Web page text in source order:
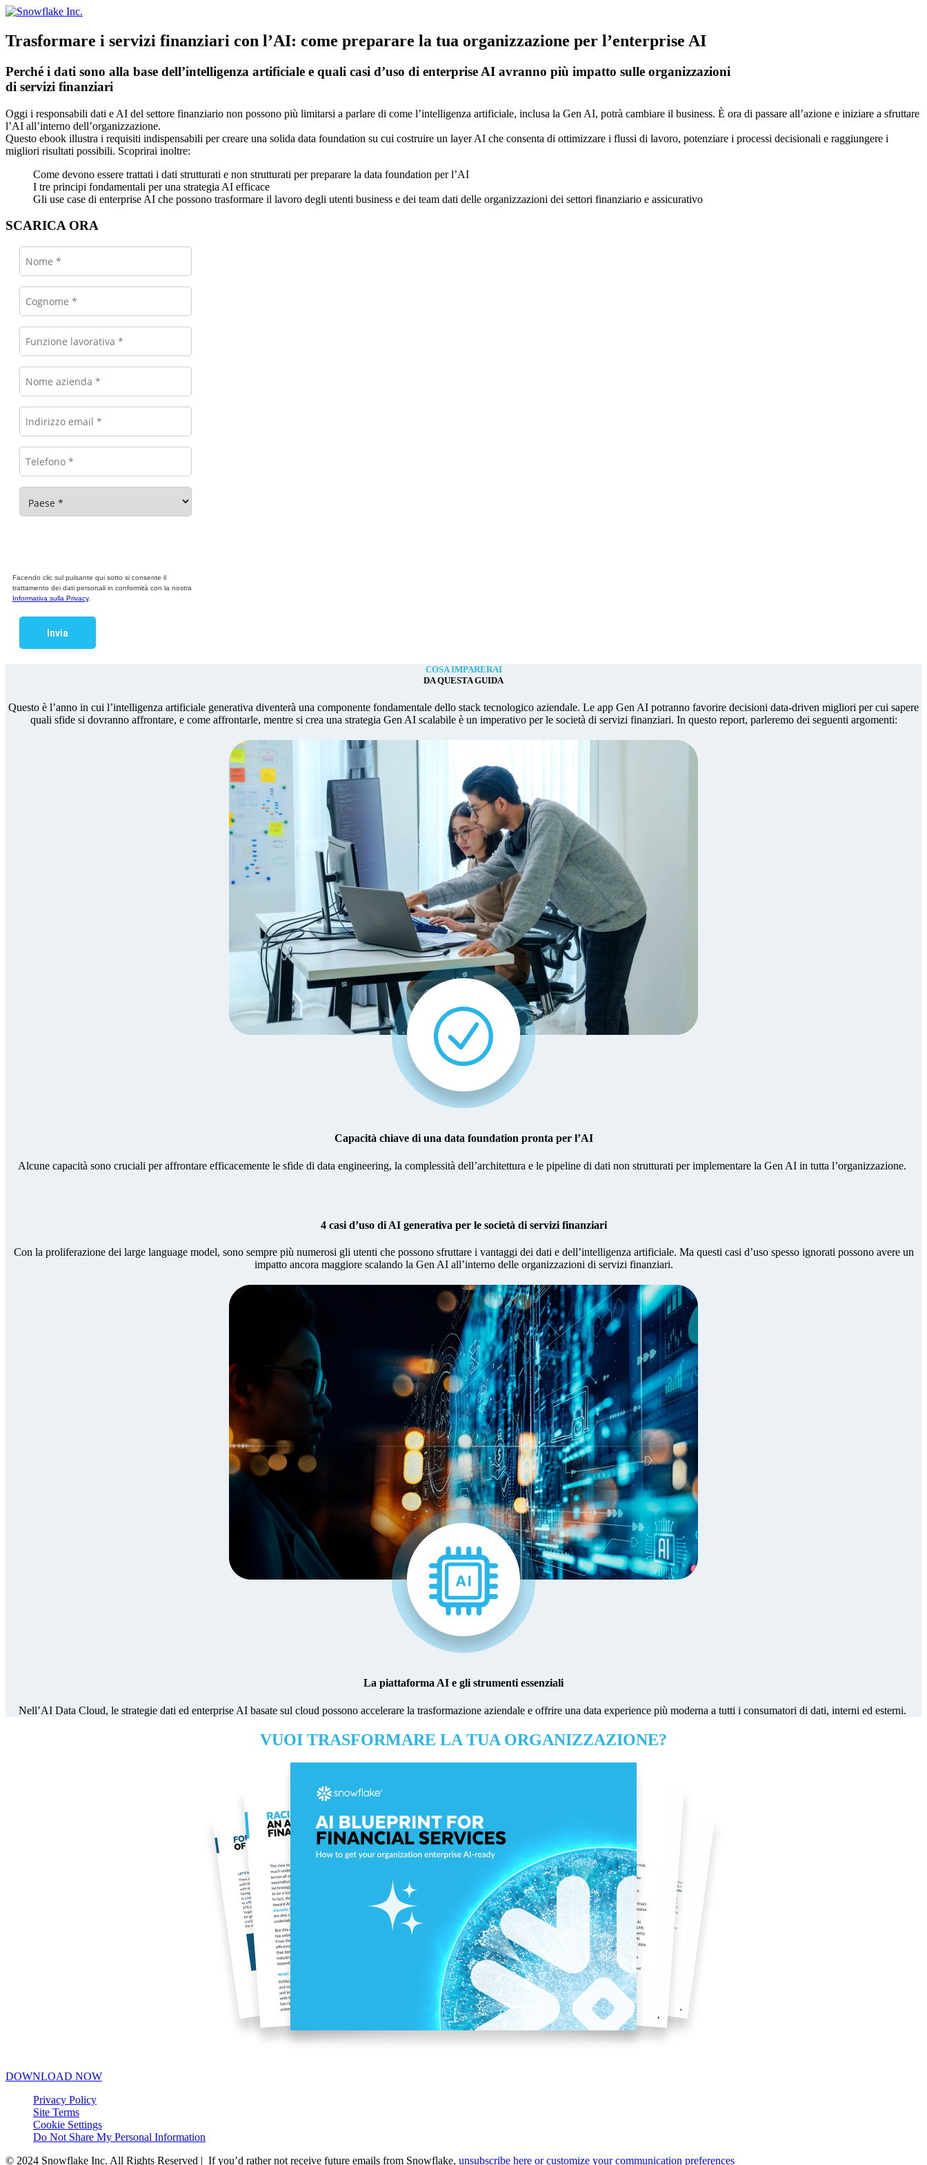
Skip
content
Trasformare i servizi finanziari con l’AI: come preparare la tua organizzazione per l’enterprise AI
Perché i dati sono alla base dell’intelligenza artificiale e quali casi d’uso di enterprise AI avranno più impatto sulle organizzazioni
di servizi finanziari
Oggi i responsabili dati e AI del settore finanziario non possono più limitarsi a parlare di come l’intelligenza artificiale, inclusa la Gen AI, potrà cambiare il business. È ora di passare all’azione e iniziare a sfruttare
l’AI all’interno dell’organizzazione.
Questo ebook illustra i requisiti indispensabili per creare una solida data foundation su cui costruire un layer AI che consenta di ottimizzare i flussi di lavoro, potenziare i processi decisionali e raggiungere i
migliori risultati possibili. Scoprirai inoltre:
Come devono essere trattati i dati strutturati e non strutturati per preparare la data foundation per l’AI
I tre principi fondamentali per una strategia AI efficace
Gli use case di enterprise AI che possono trasformare il lavoro degli utenti business e dei team dati delle organizzazioni dei settori finanziario e assicurativo
SCARICA ORA
Facendo clic sul pulsante qui sotto si consente il
trattamento dei dati personali in conformità con la nostra
Informativa sulla Privacy.
Invia
COSA IMPARERAI
DA QUESTA GUIDA
Questo è l’anno in cui l’intelligenza artificiale generativa diventerà una componente fondamentale dello stack tecnologico aziendale. Le app Gen AI potranno favorire decisioni data‑driven migliori per cui sapere
quali sfide si dovranno affrontare, e come affrontarle, mentre si crea una strategia Gen AI scalabile è un imperativo per le società di servizi finanziari. In questo report, parleremo dei seguenti argomenti:
Capacità chiave di una data foundation pronta per l’AI
Alcune capacità sono cruciali per affrontare efficacemente le sfide di data engineering, la complessità dell’architettura e le pipeline di dati non strutturati per implementare la Gen AI in tutta l’organizzazione.
4 casi d’uso di AI generativa per le società di servizi finanziari
Con la proliferazione dei large language model, sono sempre più numerosi gli utenti che possono sfruttare i vantaggi dei dati e dell’intelligenza artificiale. Ma questi casi d’uso spesso ignorati possono avere un
impatto ancora maggiore scalando la Gen AI all’interno delle organizzazioni di servizi finanziari.
La piattaforma AI e gli strumenti essenziali
Nell’AI Data Cloud, le strategie dati ed enterprise AI basate sul cloud possono accelerare la trasformazione aziendale e offrire una data experience più moderna a tutti i consumatori di dati, interni ed esterni.
VUOI TRASFORMARE LA TUA ORGANIZZAZIONE?
DOWNLOAD NOW
Privacy Policy
Site Terms
Cookie Settings
Do Not Share My Personal Information
© 2024 Snowflake Inc. All Rights Reserved | If you’d rather not receive future emails from Snowflake, unsubscribe here or customize your communication preferences